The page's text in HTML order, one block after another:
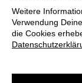
Weitere
Verwendung
die Cookies